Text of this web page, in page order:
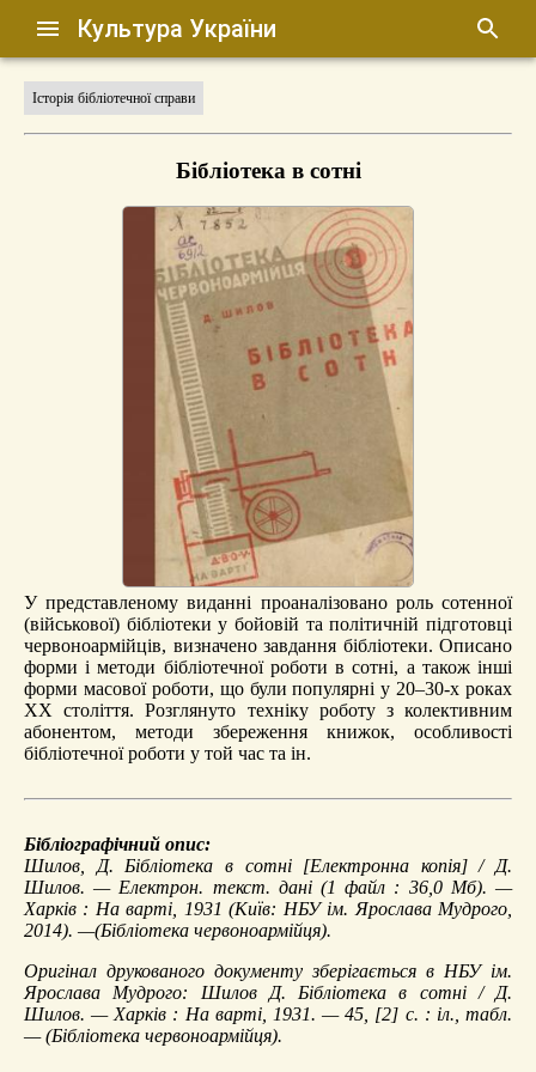
Культура України
Історія бібліотечної справи
Бібліотека в сотні
У представленому виданні проаналізовано роль сотенної
(військової) бібліотеки у бойовій та політичній підготовці
червоноармійців, визначено завдання бібліотеки. Описано
форми і методи бібліотечної роботи в сотні, а також інші
форми масової роботи, що були популярні у 20–30-х роках
ХХ століття. Розглянуто техніку роботу з колективним
абонентом, методи збереження книжок, особливості
бібліотечної роботи у той час та ін.
Бібліографічний опис:
Шилов, Д. Бібліотека в сотні[Електронна копія] / Д.
Шилов. — Електрон. текст. дані (1 файл : 36,0 Мб). —
Харків : На варті, 1931 (Київ: НБУ ім. Ярослава Мудрого,
2014). —(Бібліотека червоноармійця).
Оригінал друкованого документу зберігається в НБУ ім.
Ярослава Мудрого: Шилов Д. Бібліотека в сотні / Д.
Шилов. — Харків : На варті, 1931. — 45, [2] с. : іл., табл.
— (Бібліотека червоноармійця).